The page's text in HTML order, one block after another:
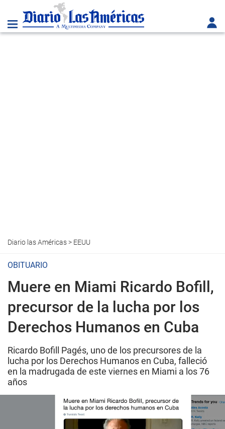
Diario las Américas> EEUU
OBITUARIO
Muere en Miami Ricardo Bofill,
precursor de la lucha por los
Derechos Humanos en Cuba
Ricardo Bofill Pagés, uno de los precursores de la
lucha por los Derechos Humanos en Cuba, falleció
en la madrugada de este viernes en Miami a los 76
años